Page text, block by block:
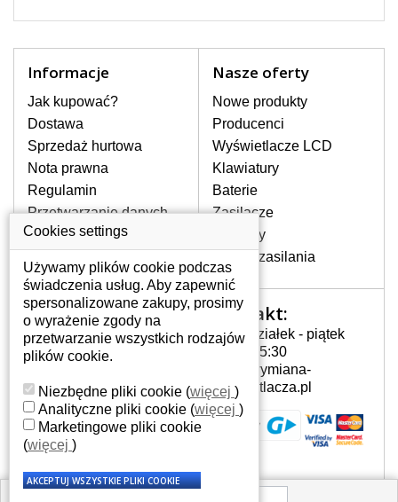
z nim z jak największą ostrożnością. Do
zaliczyć uszkodzenia mechaniczne np.
rozbity lub pęknięty ekran, następnie
pojawiające się pionowe pasy, ciemny
ekran, migotanie lub nierównomierną
jasność ekranu.
NAJWYŻSZEJ JAKOŚCI!
W naszym magazynie przez
cały okres gwarancji posiadamy
wyłącznie wysokiej jakości
oryginalne matryce klasy A+ bez
wadliwych pikseli.
JAK WYBRAĆ ODPOWIEDNI EKRAN
DO LAPTOPA HP G62-105SA?
Odpowiedni ekran można dobrać do
konkretnego modelu laptopa, którego
oznaczenie można znaleźć na naklejce
na spodzie laptopa lub pod baterią, bywa
również umieszczone na ramkach lub
pęknięty ekran został zdemontowany, w
Informacje
Jak kupować?
Dostawa
Sprzedaż hurtowa
Nota prawna
Regulamin
Przetwarzanie danych
osobowych
Gdzie nas znajdziesz
Nasze oferty
Nowe produkty
Producenci
Wyświetlacze LCD
Klawiatury
Baterie
Zasilacze
Zawiasy
Złącza zasilania
Twoje konto
Twoje konto
Dane osobowe
Adresy
Historia zamówień
Kontakt:
Poniedziałek - piątek
7:00 - 15:30
info@wymiana-
wyswietlacza.pl
Cookies settings
Używamy plików cookie podczas
świadczenia usług. Aby zapewnić
spersonalizowane zakupy, prosimy
o wyrażenie zgody na
przetwarzanie wszystkich rodzajów
plików cookie.
Niezbędne pliki cookie (więcej )
Analityczne pliki cookie (więcej )
Marketingowe pliki cookie
(więcej )